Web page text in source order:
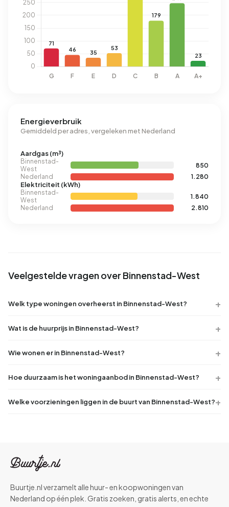
Energieverbruik
Gemiddeld per adres, vergeleken met Nederland
Aardgas (m³)
Binnenstad-
West
850
Nederland
1.280
Elektriciteit (kWh)
Binnenstad-
West
1.840
Nederland
2.810
Veelgestelde vragen over Binnenstad-West
Welk type woningen overheerst in Binnenstad-West?
Wat is de huurprijs in Binnenstad-West?
Wie wonen er in Binnenstad-West?
Hoe duurzaam is het woningaanbod in Binnenstad-West?
Welke voorzieningen liggen in de buurt van Binnenstad-West?
Buurtje.nl verzamelt alle huur- en koopwoningen van
Nederland op één plek. Gratis zoeken, gratis alerts, en echte